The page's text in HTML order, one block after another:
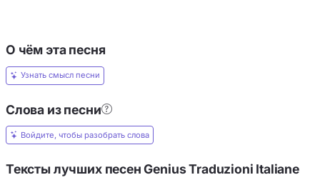
О чём эта песня
Узнать смысл песни
Слова из песни
Войдите, чтобы разобрать слова
Тексты лучших песен Genius Traduzioni Italiane